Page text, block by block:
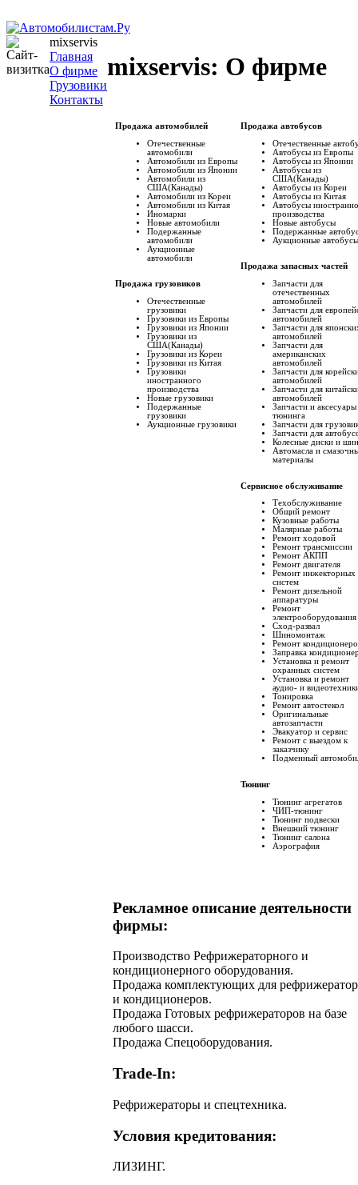
mixservis
Главная
О фирме
Грузовики
Контакты
mixservis: О фирме
Продажа автомобилей
Отечественные
автомобили
Автомобили из Европы
Автомобили из Японии
Автомобили из
США(Канады)
Автомобили из Кореи
Автомобили из Китая
Иномарки
Новые автомобили
Подержанные
автомобили
Аукционные
автомобили
Продажа грузовиков
Отечественные
грузовики
Грузовики из Европы
Грузовики из Японии
Грузовики из
США(Канады)
Грузовики из Кореи
Грузовики из Китая
Грузовики
иностранного
производства
Новые грузовики
Подержанные
грузовики
Аукционные грузовики
Продажа автобусов
Отечественные
Автобусы из Европы
Автобусы из Японии
Автобусы из
США(Канады)
Автобусы из Кореи
Автобусы из Китая
Автобусы
производства
Новые автобусы
Подержанные
Аукционные aвтобусы
Продажа запасных частей
Запчасти для
отечественных
автомобилей
Запчасти для
автомобилей
Запчасти для
автомобилей
Запчасти для
американских
автомобилей
Запчасти для
автомобилей
Запчасти для
автомобилей
Запчасти и аксесуары
тюнинга
Запчасти для
Запчасти для
Колесные диски и
Автомасла и
материалы
Сервисное обслуживание
Техобслуживание
Общий ремонт
Кузовные работы
Малярные работы
Ремонт ходовой
Ремонт трансмиссии
Ремонт АКПП
Ремонт двигателя
Ремонт инжекторных
систем
Ремонт дизельной
аппаратуры
Ремонт
электрооборудования
Сход-развал
Шиномонтаж
Ремонт
Заправка
Установка и ремонт
охранных систем
Установка и ремонт
аудио- и
Тонировка
Ремонт автостекол
Оригинальные
автозапчасти
Эвакуатор и сервис
Ремонт с выездом к
заказчику
Подменный
Тюнинг
Тюнинг агрегатов
ЧИП-тюнинг
Тюнинг подвески
Внешний тюнинг
Тюнинг салона
Аэрография
Рекламное описание деятельности
фирмы:
Производство Рефрижераторного и
кондиционерного оборудования.
Продажа комплектующих для
и кондиционеров.
Продажа Готовых рефрижераторов на базе
любого шасси.
Продажа Спецоборудования.
Trade-In:
Рефрижераторы и спецтехника.
Условия кредитования:
ЛИЗИНГ.